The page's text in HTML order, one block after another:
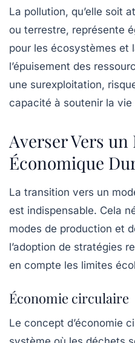
La pollution, qu’elle soit
ou terrestre, représente
pour les écosystèmes et
l’épuisement des
une surexploitation,
capacité à soutenir la vie
Averser Vers un
Économique
La transition vers un
est indispensable. Cela
modes de production et
l’adoption de stratégies
en compte les limites
Économie circulaire
Le concept d’économie